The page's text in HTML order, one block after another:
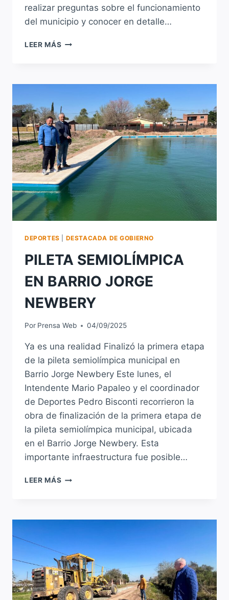
realizar preguntas sobre el funcionamiento
del municipio y conocer en detalle…
LEER MÁS VISITA
DE
ESCUELA
PILARES
AL
MUNICIPIO
DE
SAUCE
VIEJO
DEPORTES DESTACADA DE GOBIERNO
PILETA SEMIOLÍMPICA
EN BARRIO JORGE
NEWBERY
Por Prensa Web 04/09/2025
Ya es una realidad Finalizó la primera etapa
de la pileta semiolímpica municipal en
Barrio Jorge Newbery Este lunes, el
Intendente Mario Papaleo y el coordinador
de Deportes Pedro Bisconti recorrieron la
obra de finalización de la primera etapa de
la pileta semiolímpica municipal, ubicada
en el Barrio Jorge Newbery. Esta
importante infraestructura fue posible…
LEER MÁS PILETA
JORGE